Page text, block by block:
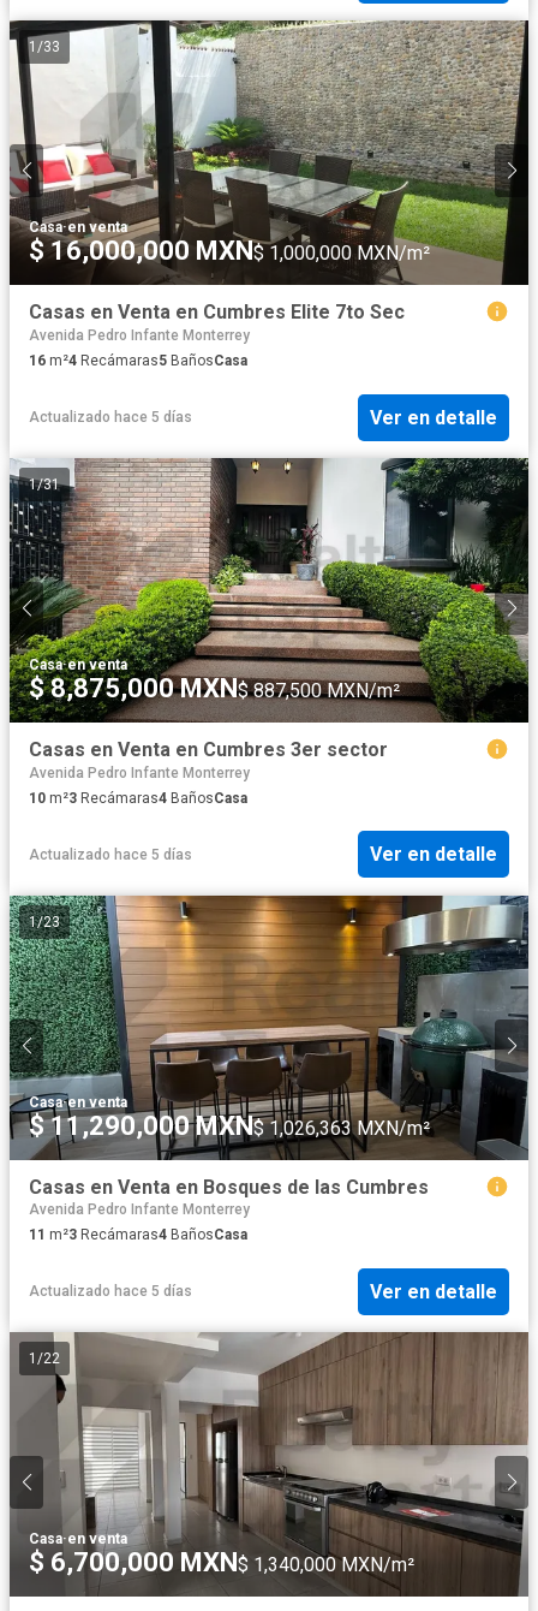
1 /33
Casa·en venta
$ 16,000,000 MXN$ 1,000,000 MXN/m²
Casas en Venta en Cumbres Elite 7to Sec
Avenida Pedro Infante Monterrey
16 m²4 Recámaras5 BañosCasa
Actualizado hace 5 días Ver en detalle
1/31
Casa·en venta
$ 8,875,000 MXN$ 887,500 MXN/m²
Casas en Venta en Cumbres 3er sector
Avenida Pedro Infante Monterrey
10 m²3 Recámaras4 BañosCasa
Actualizado hace 5 días Ver en detalle
1/23
Casa·en venta
$ 11,290,000 MXN$ 1,026,363 MXN/m²
Casas en Venta en Bosques de las Cumbres
Avenida Pedro Infante Monterrey
11 m²3 Recámaras4 BañosCasa
Actualizado hace 5 días Ver en detalle
1 /22
Casa·en venta
$ 6,700,000 MXN$ 1,340,000 MXN/m²